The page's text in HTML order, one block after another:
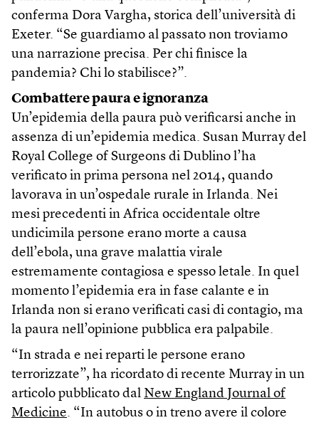
conferma Dora Vargha, storica dell’università di
Exeter. “Se guardiamo al passato non troviamo
una narrazione precisa. Per chi finisce la
pandemia? Chi lo stabilisce?”.
Combattere paura e ignoranza
Un’epidemia della paura può verificarsi anche in
assenza di un’epidemia medica. Susan Murray del
Royal College of Surgeons di Dublino l’ha
verificato in prima persona nel 2014, quando
lavorava in un’ospedale rurale in Irlanda. Nei
mesi precedenti in Africa occidentale oltre
undicimila persone erano morte a causa
dell’ebola, una grave malattia virale
estremamente contagiosa e spesso letale. In quel
momento l’epidemia era in fase calante e in
Irlanda non si erano verificati casi di contagio, ma
la paura nell’opinione pubblica era palpabile.
“In strada e nei reparti le persone erano
terrorizzate”, ha ricordato di recente Murray in un
articolo pubblicato dal New England Journal of
Medicine. “In autobus o in treno avere il colore